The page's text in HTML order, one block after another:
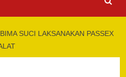
SUCI LAKSANAKAN PASSEX